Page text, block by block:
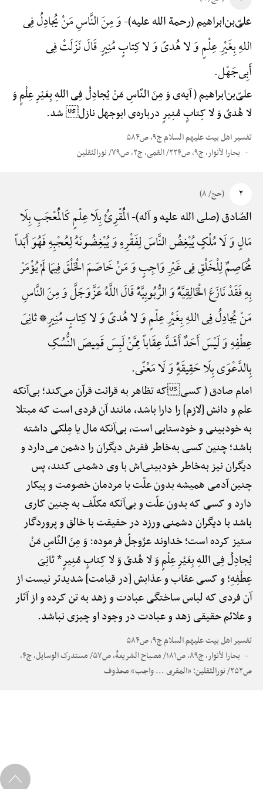
علیّ‌بن‌ابراهیم (رحمة الله علیه)-وَ مِنَ النَّاسِ مَنْ یُجادِلُ فِی
اللهِ بِغَیْرِ عِلْمٍ وَ لا هُدیً وَ لا کِتابٍ مُنِیرٍ قَالَ نَزَلَتْ فِی
أَبِی‌جَهْل.
علیّ‌بن‌ابراهیم ( آیه‌ی وَ مِنَ النَّاسِ مَنْ یُجادِلُ فِی اللهِ بِغَیْرِ عِلْمٍ وَ
لا هُدیً وَ لا کِتابٍ مُنِیرٍ درباره‌ی ابوجهل نازل شد.
تفسیر اهل بیت علیهم السلام ج۹، ص۵۸۴
بحارا لأنوار، ج۹، ص۲۲۴/ القمی، ج۲، ص۷۹/ نورالثقلین
۲ (حج/ ۸)
الصّادق (صلی الله علیه و آله)-الْمُقْرِئُ بِلَا عِلْمٍ کَالْمُعْجَبِ بِلَا
مَالٍ وَ لَا مُلْکٍ یُبْغِضُ النَّاسَ لِفَقْرِهِ وَ یُبْغِضُونَهُ لِعُجْبِهِ فَهُوَ أَبَداً
مُخَاصِمٌ لِلْخَلْقِ فِی غَیْرِ وَاجِبٍ وَ مَنْ خَاصَمَ الْخَلْقَ فِیمَا لَمْ یُؤْمَرْ
بِهِ فَقَدْ نَازَعَ الْخَالِقِیَّهًَْ وَ الرُّبُوبِیَّهًَْ قَالَ اللَّهُ عَزَّ‌وَ‌جَلَّ وَ مِنَ النَّاسِ
مَنْ یُجادِلُ فِی اللهِ بِغَیْرِ عِلْمٍ وَ لا هُدیً وَ لا کِتابٍ مُنِیرٍ* ثانِیَ
عِطْفِهِ وَ لَیْسَ أَحَدٌ أَشَدَّ عِقَاباً مِمَّنْ لَبِسَ قَمِیصَ النُّسُکِ
بِالدَّعْوَی بِلَا حَقِیقَهًٍْ وَ لَا مَعْنًی.
امام صادق ( کسیکه تظاهر به قرائت قرآن می‌کند؛ بی‌آنکه
علم و دانش [لازم] را دارا باشد، مانند آن فردی است که مبتلا
به خودبینی و خودستایی است، بی‌آنکه مال یا مِلکی داشته
باشد؛ چنین کسی به‌خاطر فقرش دیگران را دشمن می‌دارد و
دیگران نیز به‌خاطر خودبینی‌اش با وی دشمنی کنند، پس
چنین آدمی همیشه بدون علّت با مردمان خصومت و پیکار
دارد و کسی که بدون علّت و بی‌آنکه مکلّف به چنین کاری
باشد با دیگران دشمنی ورزد در حقیقت با خالق و پروردگار
ستیز کرده است؛ خداوند عزّوجلّ فرموده: وَ مِنَ النَّاسِ مَنْ
یُجادِلُ فِی اللهِ بِغَیْرِ عِلْمٍ وَ لا هُدیً وَ لا کِتابٍ مُنِیرٍ* ثانِیَ
عِطْفِهِ؛ و کسی عقاب و عذابش [در قیامت] شدیدتر نیست از
آن فردی که لباس ساختگی عبادت و زهد به تن کرده و از آثار
و علائم حقیقی زهد و عبادت در وجود او چیزی نباشد.
تفسیر اهل بیت علیهم السلام ج۹، ص۵۸۴
بحارا لأنوار، ج۸۹، ص۱۸۱/ مصباح الشریعهًْ، ص۵۷/ مستدرک الوسایل، ج۴،
ص۲۵۲/ نورالثقلین؛ «المقری ... واجب» محذوف